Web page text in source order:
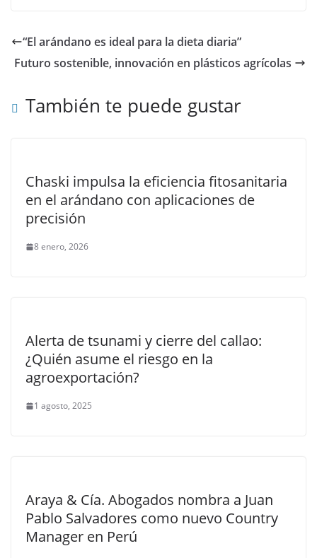
“El arándano es ideal para la dieta diaria”
Futuro sostenible, innovación en plásticos agrícolas
También te puede gustar
Chaski impulsa la eficiencia fitosanitaria
en el arándano con aplicaciones de
precisión
8 enero, 2026
Alerta de tsunami y cierre del callao:
¿Quién asume el riesgo en la
agroexportación?
1 agosto, 2025
Araya & Cía. Abogados nombra a Juan
Pablo Salvadores como nuevo Country
Manager en Perú